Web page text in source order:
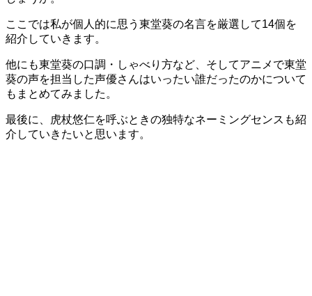
ここでは私が個人的に思う東堂葵の名言を厳選して14個を
紹介していきます。
他にも東堂葵の口調・しゃべり方など、そしてアニメで東堂
葵の声を担当した声優さんはいったい誰だったのかについて
もまとめてみました。
最後に、虎杖悠仁を呼ぶときの独特なネーミングセンスも紹
介していきたいと思います。